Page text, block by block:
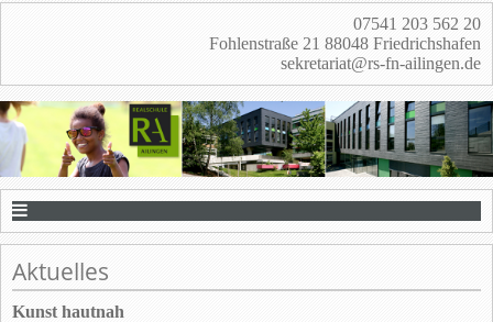
07541 203 562 20
Fohlenstraße 21 88048 Friedrichshafen
sekretariat@rs-fn-ailingen.de
Aktuelles
Kunst hautnah